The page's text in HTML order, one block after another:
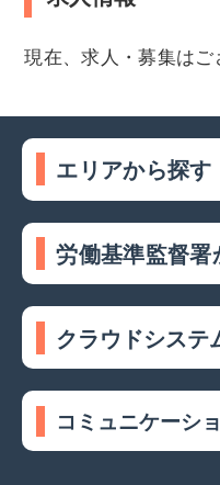
現在、求人・募集はご
エリアから探す
労働基準監督署
クラウドシステ
コミュニケーシ